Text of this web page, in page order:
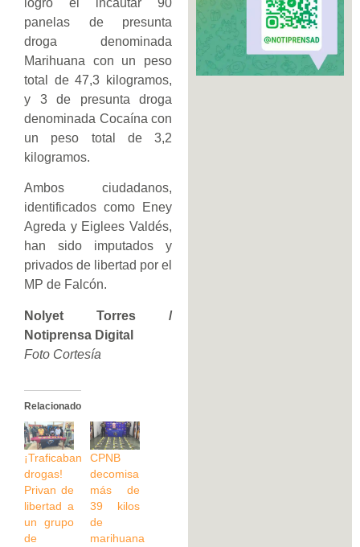
panelas de presunta
droga denominada
Marihuana con un peso
total de 47,3 kilogramos,
y 3 de presunta droga
denominada Cocaína con
un peso total de 3,2
kilogramos.
Ambos ciudadanos,
identificados como Eney
Agreda y Eiglees Valdés,
han sido imputados y
privados de libertad por el
MP de Falcón.
Nolyet Torres /
Notiprensa Digital
Foto Cortesía
Relacionado
¡Traficaban
drogas!
Privan de
libertad a
un grupo
de
CPNB
decomisa
más de
39 kilos
de
marihuana